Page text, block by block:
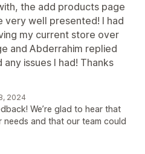
the add products page
very well presented! I had
my current store over
and Abderrahim replied
issues I had! Thanks
2024
We’re glad to hear that
needs and that our team could